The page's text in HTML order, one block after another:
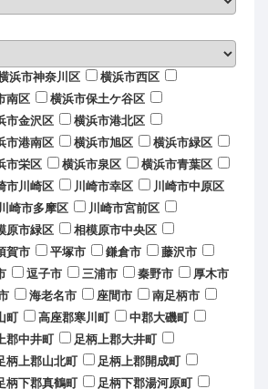
浜市神奈川区
横浜市西区
南区
横浜市保土ケ谷区
市金沢区
横浜市港北区
市港南区 横浜市旭区
横浜市緑区
市栄区 横浜市泉区
横浜市青葉区
市川崎区 川崎市幸区
川崎市中原区
川崎市多摩区
川崎市宮前区
原市緑区
相模原市中央区
賀市 平塚市 鎌倉市
藤沢市
逗子市 三浦市 秦野市
厚木市
海老名市 座間市
南足柄市
町 高座郡寒川町
中郡大磯町
郡中井町
足柄上郡大井町
柄上郡山北町
足柄上郡開成町
柄下郡真鶴町 足柄下郡湯河原町